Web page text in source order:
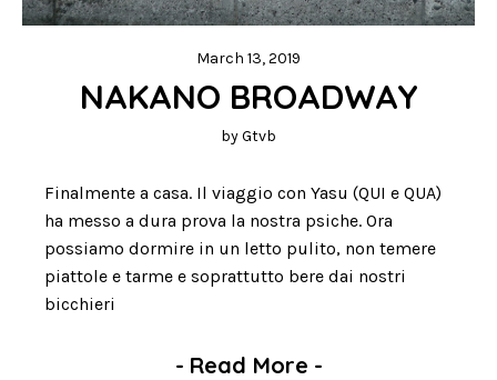
March 13, 2019
NAKANO BROADWAY
byGtvb
Finalmente a casa. Il viaggio con Yasu (QUI e QUA)
ha messo a dura prova la nostra psiche. Ora
possiamo dormire in un letto pulito, non temere
piattole e tarme e soprattutto bere dai nostri
bicchieri
- Read More -